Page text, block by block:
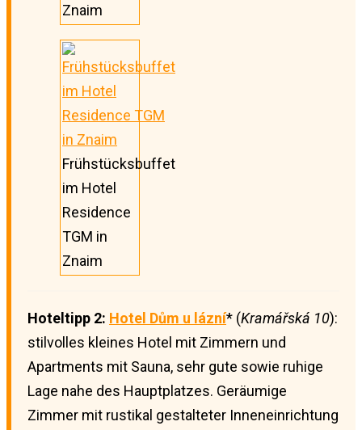
Znaim
Frühstücksbuffet
im Hotel
Residence
TGM in
Znaim
Hoteltipp 2: Hotel Dům u lázní* (Kramářská 10):
stilvolles kleines Hotel mit Zimmern und
Apartments mit Sauna, sehr gute sowie ruhige
Lage nahe des Hauptplatzes. Geräumige
Zimmer mit rustikal gestalteter Inneneinrichtung